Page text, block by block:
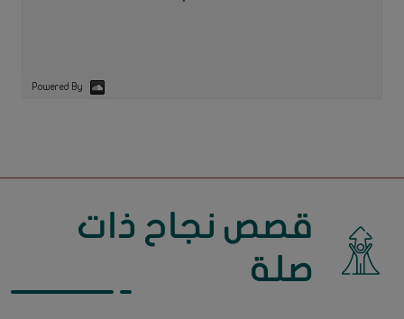
Powered By
قصص نجاح ذات
صلة